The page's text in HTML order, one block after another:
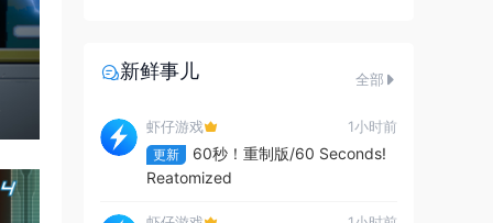
新鲜事儿 全部
虾仔游戏 1小时前
更新
60秒！重制版/60 Seconds!
Reatomized